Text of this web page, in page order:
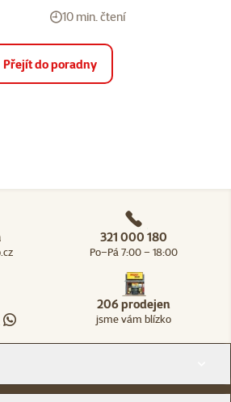
10 min. čtení
Přejít do poradny
321 000 180
Po–Pá 7:00 – 18:00
206 prodejen
jsme vám blízko